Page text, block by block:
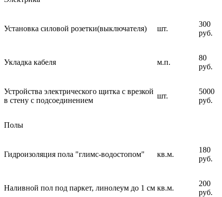
Установка силовой розетки(выключателя) шт.
300
руб.
Укладка кабеля м.п.
80
руб.
Устройства электрического щитка с врезкой
в стену с подсоединением
шт.
5000
руб.
Полы
Гидроизоляция пола "глимс-водостопом" кв.м.
180
руб.
Наливной пол под паркет, линолеум до 1 см кв.м.
200
руб.